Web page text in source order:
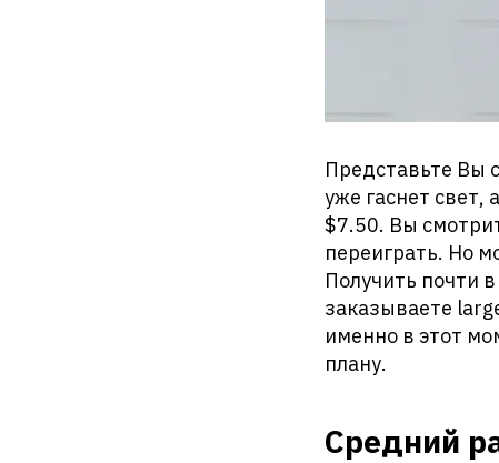
Представьте Вы
уже гаснет свет,
$7.50. Вы
переиграть. Но
Получить почти
заказываете
именно в этот
плану.
Средний